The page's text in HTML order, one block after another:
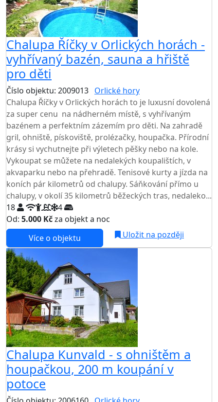
Chalupa Říčky v Orlických horách -
vyhřívaný bazén, sauna a hřiště
pro děti
Číslo objektu: 2009013 Orlické hory
Chalupa Říčky v Orlických horách to je luxusní dovolená
za super cenu na nádherném místě, s vyhřívaným
bazénem a perfektním zázemím pro děti. Na zahradě
gril, ohniště, pískoviště, prolézačky, houpačka. Přírodní
krásy si vychutnejte při výletech pěšky nebo na kole.
Vykoupat se můžete na nedalekých koupalištích, v
akvaparku nebo na přehradě. Tenisové kurty a jízda na
koních pár kilometrů od chalupy. Sáňkování přímo u
chalupy, v okolí 35 kilometrů běžeckých tras, nedaleko...
18
4
Od: 5.000 Kčza objekt a noc
Více o objektu Uložit na později
Chalupa Kunvald - s ohništěm a
houpačkou, 200 m koupání v
potoce